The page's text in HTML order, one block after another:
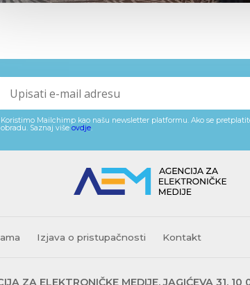
Koristimo Mailchimp kao našu newsletter platformu. Ako se
obradu. Saznaj više ovdje.
Izjava o pristupačnosti Kontakt
ZA ELEKTRONIČKE MEDIJE, JAGIĆEVA 31, 10